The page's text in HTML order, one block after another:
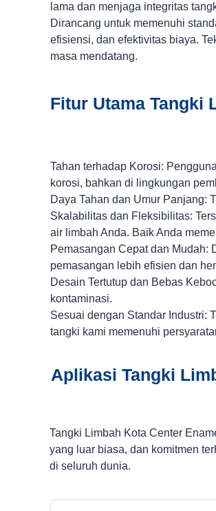
lama dan menjaga integritas
Dirancang untuk memenuhi
efisiensi, dan efektivitas biaya.
masa mendatang.
Fitur Utama Tangki
Tahan terhadap Korosi:
korosi, bahkan di lingkungan
Daya Tahan dan Umur Panjang:
Skalabilitas dan Fleksibilitas:
air limbah Anda. Baik Anda
Pemasangan Cepat dan Mudah:
pemasangan lebih efisien dan
Desain Tertutup dan Bebas
kontaminasi.
Sesuai dengan Standar Industri:
tangki kami memenuhi
Aplikasi Tangki
Tangki Limbah Kota Center
yang luar biasa, dan komitmen
di seluruh dunia.